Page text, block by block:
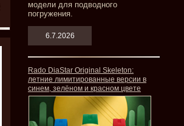
модели для подводного
погружения.
6.7.2026
Rado DiaStar Original Skeleton:
летние лимитированные версии в
синем, зелёном и красном цвете